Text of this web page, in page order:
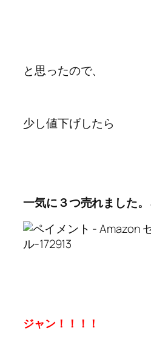
と思ったので、
少し値下げしたら
一気に３つ売れました
ジャン！！！！